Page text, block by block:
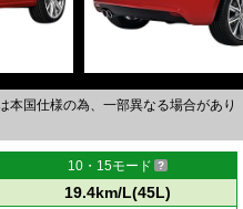
本国仕様の為、一部異なる場合があり
10・15モード
19.4km/L(45L)